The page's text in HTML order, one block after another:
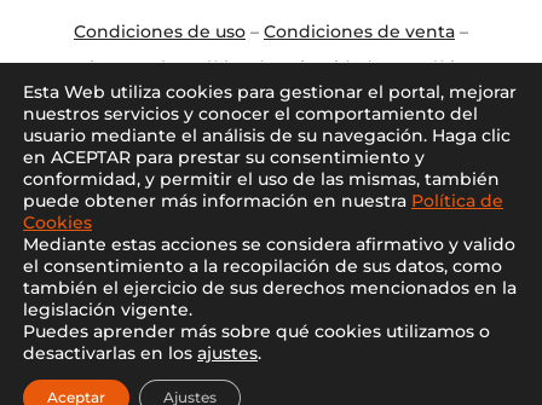
Condiciones de uso– Condiciones de venta–
Aviso Legal–Política de privacidad –Política
de cookies
Blog–Contacto–Conócenos –Mi Cuenta
2021 ©Cesar Cerámicas
Diseño web por
Esta Web utiliza cookies para gestionar el portal, mejorar
nuestros servicios y conocer el comportamiento del
usuario mediante el análisis de su navegación. Haga clic
en ACEPTAR para prestar su consentimiento y
conformidad, y permitir el uso de las mismas, también
puede obtener más información en nuestra Política de
Cookies
Mediante estas acciones se considera afirmativo y valido
el consentimiento a la recopilación de sus datos, como
también el ejercicio de sus derechos mencionados en la
legislación vigente.
Puedes aprender más sobre qué cookies utilizamos o
desactivarlas en los ajustes.
Aceptar Ajustes